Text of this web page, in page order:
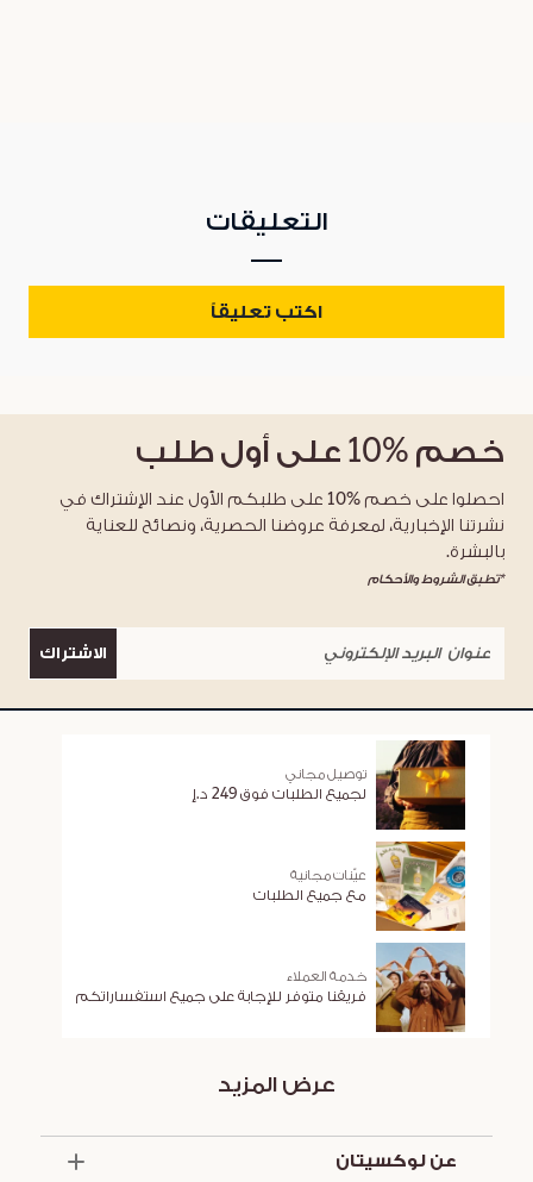
التعليقات
اكتب تعليقاً
خصم %10 على أول طلب
احصلوا على خصم %10 على طلبكم الأول عند الإشتراك في
نشرتنا الإخبارية، لمعرفة عروضنا الحصرية، ونصائح للعناية
بالبشرة.
*تطبق الشروط والأحكام
الاشتراك
توصيل مجاني
لجميع الطلبات فوق 249 د.إ
عيّنات مجانية
مع جميع الطلبات
خدمة العملاء
فريقنا متوفر للإجابة على جميع استفساراتكم
عرض المزيد
عن لوكسيتان